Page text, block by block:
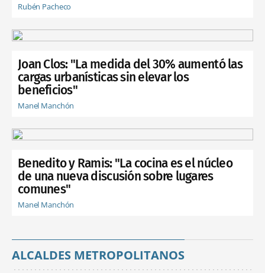
Rubén Pacheco
Joan Clos: "La medida del 30% aumentó las
cargas urbanísticas sin elevar los
beneficios"
Manel Manchón
Benedito y Ramis: "La cocina es el núcleo
de una nueva discusión sobre lugares
comunes"
Manel Manchón
ALCALDES METROPOLITANOS